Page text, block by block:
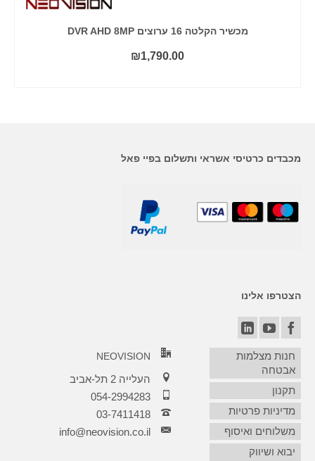
מכשיר הקלטה 16 ערוצים DVR AHD 8MP
₪1,790.00
מכבדים כרטיסי אשראי ותשלום בפיי פאל
הצטרפו אלינו
חנות מצלמות
אבטחה
תקנון
מדיניות פרטיות
משלוחים ואיסוף
יבוא ושיווק
NEOVISION
העלייה 2 תל-אביב
054-2994283
03-7411418‏
info@neovision.co.il